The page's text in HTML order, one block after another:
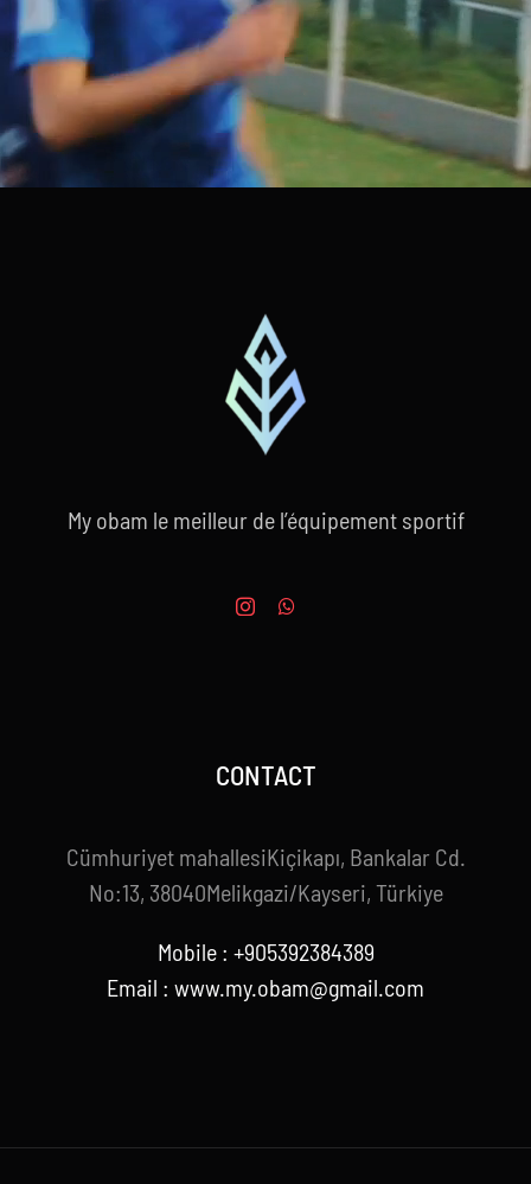
My obam le meilleur de l’équipement sportif
CONTACT
Cümhuriyet mahallesiKiçikapı, Bankalar Cd.
No:13, 38040Melikgazi/Kayseri, Türkiye
Mobile : +905392384389
Email : www.my.obam@gmail.com